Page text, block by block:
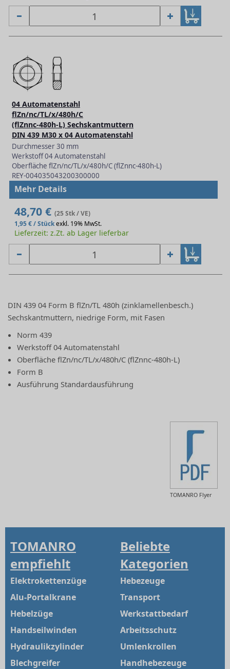
04 Automatenstahl
flZn/nc/TL/x/480h/C
(flZnnc-480h-L) Sechskantmuttern
DIN 439 M30 x 04 Automatenstahl
Durchmesser 30 mm
Werkstoff 04 Automatenstahl
Oberfläche flZn/nc/TL/x/480h/C (flZnnc-480h-L)
REY-004035043200300000
Mehr Details
48,70 € (25 Stk / VE)
1,95 € / Stückexkl. 19% MwSt.
Lieferzeit: z.Zt. ab Lager lieferbar
DIN 439 04 Form B flZn/TL 480h (zinklamellenbesch.)
Sechskantmuttern, niedrige Form, mit Fasen
Norm 439
Werkstoff 04 Automatenstahl
Oberfläche flZn/nc/TL/x/480h/C (flZnnc-480h-L)
Form B
Ausführung Standardausführung
TOMANRO Flyer
TOMANRO
empfiehlt
Elektrokettenzüge
Alu-Portalkrane
Hebelzüge
Handseilwinden
Hydraulikzylinder
Blechgreifer
Beliebte
Kategorien
Hebezeuge
Transport
Werkstattbedarf
Arbeitsschutz
Umlenkrollen
Handhebezeuge